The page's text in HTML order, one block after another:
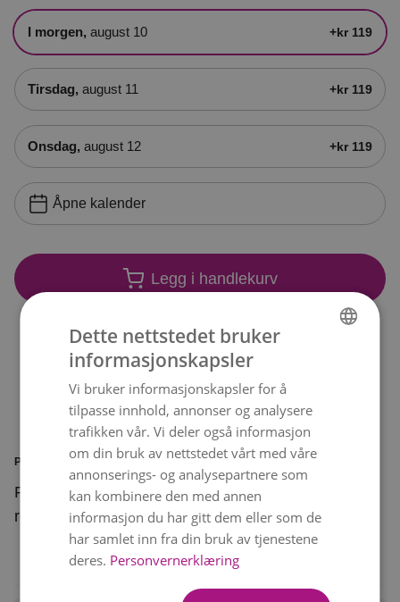
i morgen, august 10 +kr 119
tirsdag, august 11 +kr 119
onsdag, august 12 +kr 119
Åpne kalender
Legg i handlekurv
PRODUKTINFORMASJON
Floristen lager en bedårende bukett, en ekte
rosedrøm i tonene rosa og hvitt.
ENGLISH
Dette nettstedet bruker
informasjonskapsler
Vi bruker informasjonskapsler for å
tilpasse innhold, annonser og analysere
trafikken vår. Vi deler også informasjon
om din bruk av nettstedet vårt med våre
annonserings- og analysepartnere som
kan kombinere den med annen
informasjon du har gitt dem eller som de
har samlet inn fra din bruk av tjenestene
deres. Personvernerklæring